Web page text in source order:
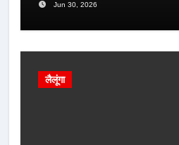
Jun 30, 2026
लैलूंगा